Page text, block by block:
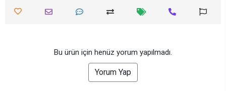
Bu ürün için henüz yorum yapılmadı.
Yorum Yap